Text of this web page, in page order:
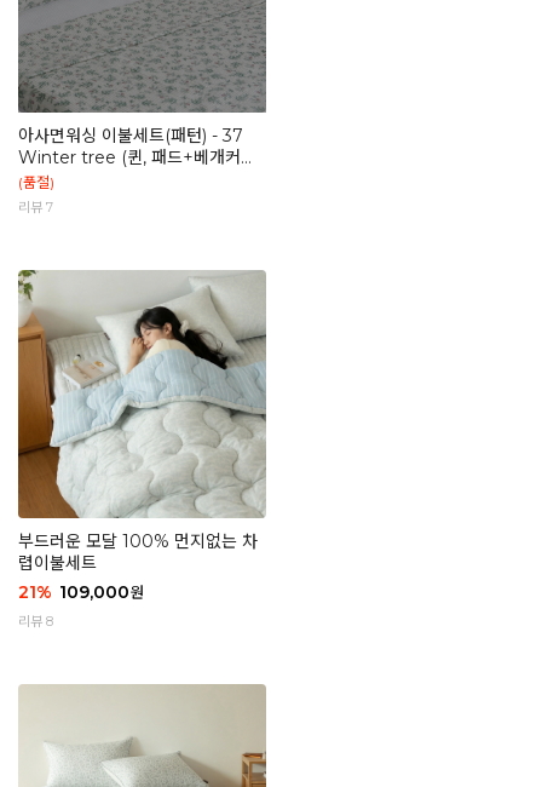
아사면워싱 이불세트(패턴) - 37
Winter tree (퀸, 패드+베개커버
2)
(품절)
리뷰 7
부드러운 모달 100% 먼지없는 차
렵이불세트
21% 109,000원
리뷰 8